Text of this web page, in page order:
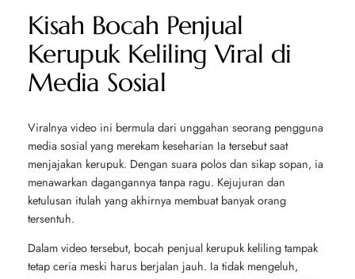
Kisah Bocah Penjual
Kerupuk Keliling Viral di
Media Sosial
Viralnya video ini bermula dari unggahan seorang pengguna
media sosial yang merekam keseharian Ia tersebut saat
menjajakan kerupuk. Dengan suara polos dan sikap sopan, ia
menawarkan dagangannya tanpa ragu. Kejujuran dan
ketulusan itulah yang akhirnya membuat banyak orang
tersentuh.
Dalam video tersebut, bocah penjual kerupuk keliling tampak
tetap ceria meski harus berjalan jauh. Ia tidak mengeluh,